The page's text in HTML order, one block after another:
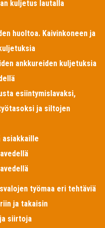
kuljetus lautalla
huoltoa. Kaivinkoneen ja
ankkureiden kuljetuksia
esiintymislavaksi,
ja siltojen
asiakkaille
työmaa eri tehtäviä
ja takaisin
siirtoja